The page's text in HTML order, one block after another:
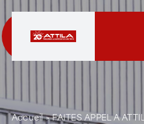
au
contenu
Nos services
Accueil>FAITES APPEL A